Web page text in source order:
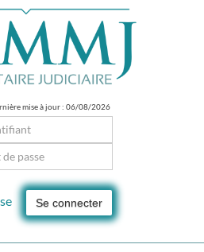
mise à jour : 06/08/2026
Se connecter